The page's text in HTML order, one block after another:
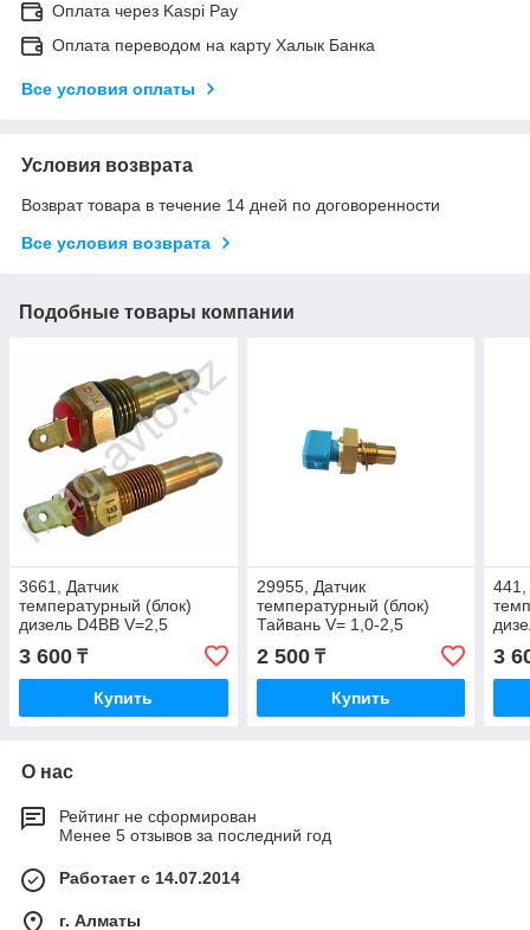
Оплата через Kaspi Pay
Оплата переводом на карту Халык Банка
Все условия оплаты
Условия возврата
Возврат товара в течение 14 дней по договоренности
Все условия возврата
Подобные товары компании
3661, Датчик
температурный (блок)
дизель D4BB V=2,5
3 600 ₸
Купить
29955, Датчик
температурный (блок)
Тайвань V= 1,0-2,5
2 500₸
Купить
441,
3
О нас
Рейтинг не сформирован
Менее 5 отзывов за последний год
Работает с 14.07.2014
г. Алматы